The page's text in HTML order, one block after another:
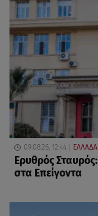
09.08.26, 12:44 ΕΛΛΑΔΑ
Ερυθρός
στα Επείγοντα